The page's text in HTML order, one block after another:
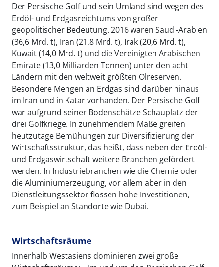
Der Persische Golf und sein Umland sind wegen des
Erdöl- und Erdgasreichtums von großer
geopolitischer Bedeutung. 2016 waren Saudi-Arabien
(36,6 Mrd. t), Iran (21,8 Mrd. t), Irak (20,6 Mrd. t),
Kuwait (14,0 Mrd. t) und die Vereinigten Arabischen
Emirate (13,0 Milliarden Tonnen) unter den acht
Ländern mit den weltweit größten Ölreserven.
Besondere Mengen an Erdgas sind darüber hinaus
im Iran und in Katar vorhanden. Der Persische Golf
war aufgrund seiner Bodenschätze Schauplatz der
drei Golfkriege. In zunehmendem Maße greifen
heutzutage Bemühungen zur Diversifizierung der
Wirtschaftsstruktur, das heißt, dass neben der Erdöl-
und Erdgaswirtschaft weitere Branchen gefördert
werden. In Industriebranchen wie die Chemie oder
die Aluminiumerzeugung, vor allem aber in den
Dienstleitungssektor flossen hohe Investitionen,
zum Beispiel an Standorte wie Dubai.
Wirtschaftsräume
Innerhalb Westasiens dominieren zwei große